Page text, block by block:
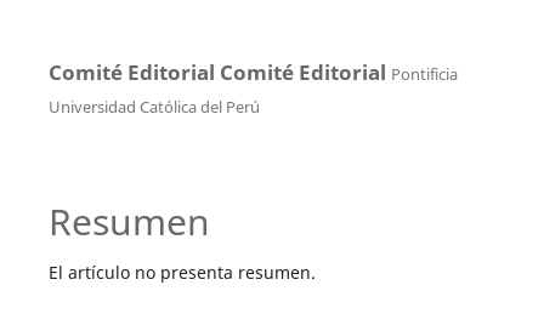
Comité Editorial Comité Editorial Pontificia
Universidad Católica del Perú
Resumen
El artículo no presenta resumen.